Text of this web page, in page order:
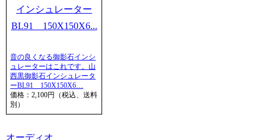
音の良くなる御影石インシ
ュレーターはこれです。山
西黒御影石インシュレータ
ーBL91 150X150X6…
価格：2,100円（税込、送料
別）
オーディオ